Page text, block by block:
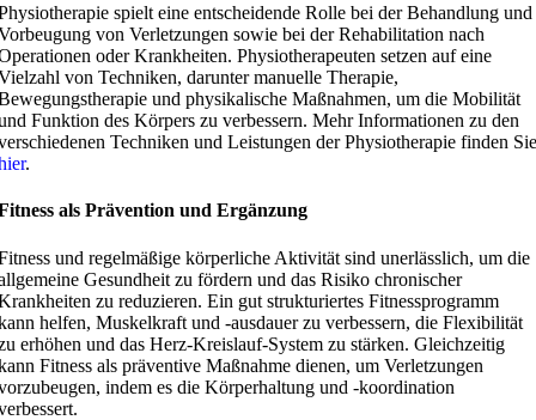
spielt eine entscheidende Rolle bei der Behandlung und
von Verletzungen sowie bei der Rehabilitation nach
oder Krankheiten. Physiotherapeuten setzen auf eine
von Techniken, darunter manuelle Therapie,
und physikalische Maßnahmen, um die Mobilität
Funktion des Körpers zu verbessern. Mehr Informationen zu den
Techniken und Leistungen der Physiotherapie finden Sie
.
als Prävention und Ergänzung
und regelmäßige körperliche Aktivität sind unerlässlich, um die
Gesundheit zu fördern und das Risiko chronischer
zu reduzieren. Ein gut strukturiertes Fitnessprogramm
helfen, Muskelkraft und -ausdauer zu verbessern, die Flexibilität
erhöhen und das Herz-Kreislauf-System zu stärken. Gleichzeitig
Fitness als präventive Maßnahme dienen, um Verletzungen
indem es die Körperhaltung und -koordination